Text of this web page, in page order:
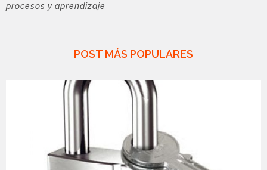
procesos y aprendizaje
POST MÁS POPULARES